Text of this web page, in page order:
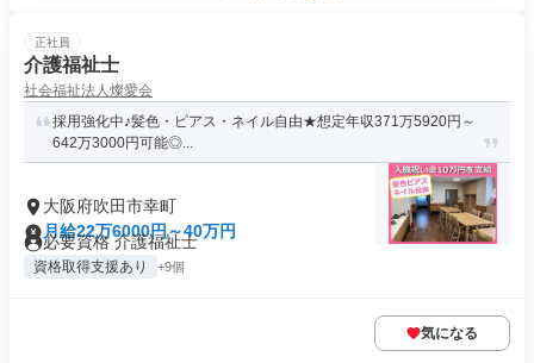
正社員
介護福祉士
社会福祉法人燦愛会
採用強化中♪髪色・ピアス・ネイル自由★想定年収371万5920円～
642万3000円可能◎...
大阪府吹田市幸町
月給22万6000円～40万円
必要資格 介護福祉士
資格取得支援あり +9個
気になる